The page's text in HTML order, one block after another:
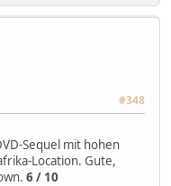
#348
Sequel mit hohen
Location. Gute,
6 / 10